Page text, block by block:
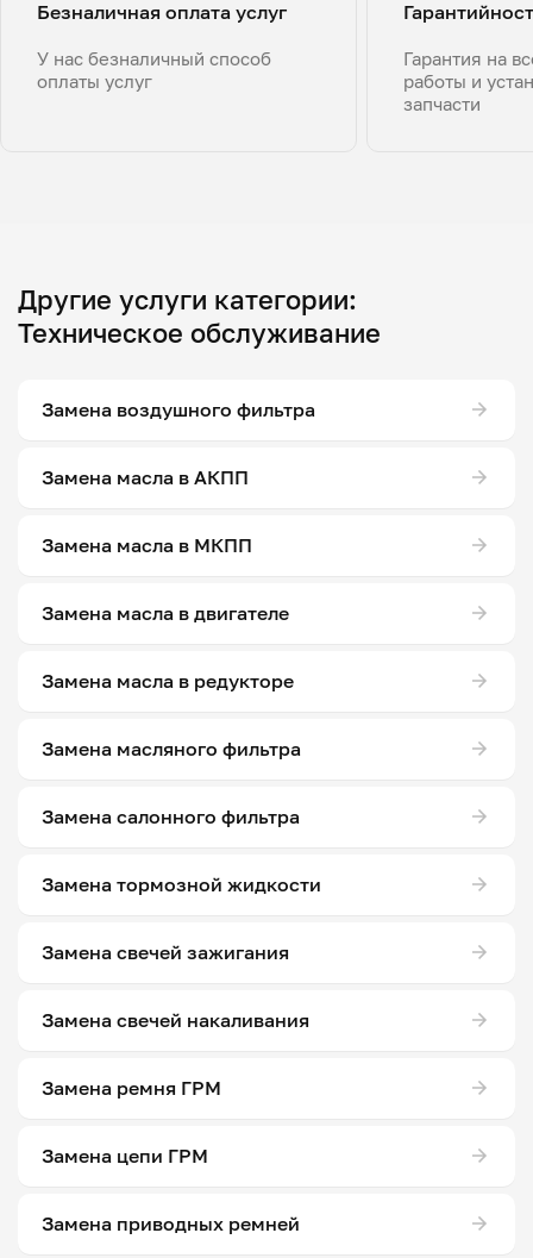
Безналичная оплата услуг
У нас безналичный способ
оплаты услуг
Гарантия на
работы и
запчасти
Другие услуги категории:
Техническое обслуживание
Замена воздушного фильтра
Замена масла в АКПП
Замена масла в МКПП
Замена масла в двигателе
Замена масла в редукторе
Замена масляного фильтра
Замена салонного фильтра
Замена тормозной жидкости
Замена свечей зажигания
Замена свечей накаливания
Замена ремня ГРМ
Замена цепи ГРМ
Замена приводных ремней